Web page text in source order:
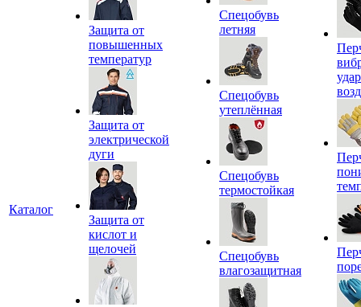
Каталог
Защита от
повышенных
температур
Защита от
электрической
дуги
Защита от
кислот и
щелочей
Спецобувь
летняя
Спецобувь
утеплённая
Спецобувь
термостойкая
Спецобувь
влагозащитная